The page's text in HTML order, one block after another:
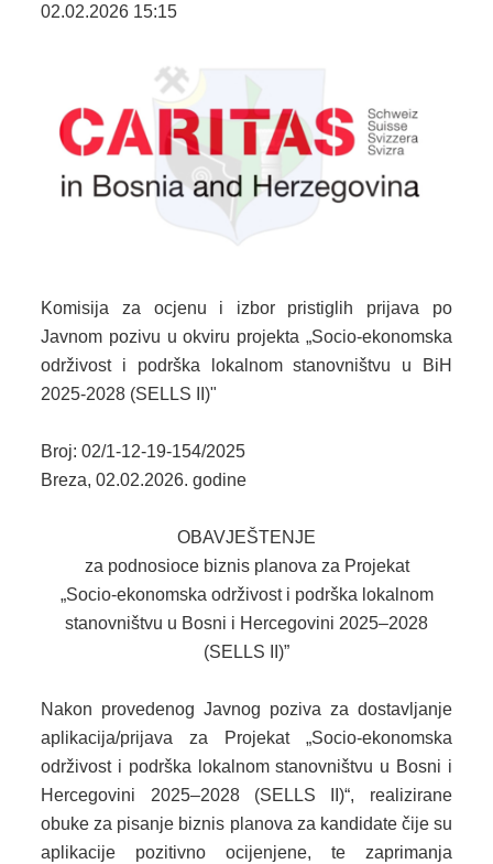
02.02.2026 15:15
Komisija za ocjenu i izbor pristiglih prijava po
Javnom pozivu u okviru projekta „Socio-ekonomska
održivost i podrška lokalnom stanovništvu u BiH
2025-2028 (SELLS II)"
Broj: 02/1-12-19-154/2025
Breza, 02.02.2026. godine
OBAVJEŠTENJE
za podnosioce biznis planova za Projekat
„Socio-ekonomska održivost i podrška lokalnom
stanovništvu u Bosni i Hercegovini 2025–2028
(SELLS II)”
Nakon provedenog Javnog poziva za dostavljanje
aplikacija/prijava za Projekat „Socio-ekonomska
održivost i podrška lokalnom stanovništvu u Bosni i
Hercegovini 2025–2028 (SELLS II)“, realizirane
obuke za pisanje biznis planova za kandidate čije su
aplikacije pozitivno ocijenjene, te zaprimanja
2024. GODINA
2023. GODINA
2022. GODINA
2018. GODINA
2017. GODINA
2016. GODINA
2015. GODINA
2012. GODINA
1999. - 2011. GODINA
OPĆINSKI DOKUMENTI
SLUŽBA ZA FINANSIJE
OPĆINSKO VIJEĆE